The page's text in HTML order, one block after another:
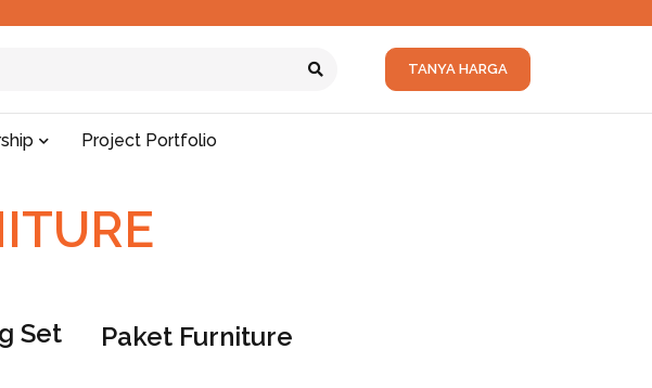
TANYA HARGA
Project Portfolio
Set Paket Furniture